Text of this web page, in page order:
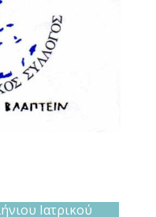
Ιατρικού